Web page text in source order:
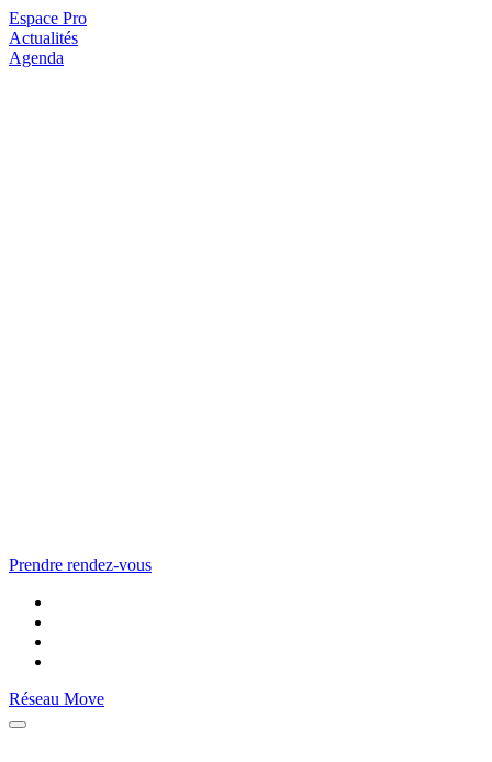
Espace Pro
Actualités
Agenda
Prendre rendez-vous
Réseau Move